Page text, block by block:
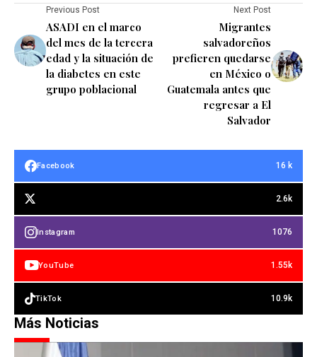
Previous Post
ASADI en el marco
del mes de la tercera
edad y la situación de
la diabetes en este
grupo poblacional
Next Post
Migrantes
salvadoreños
prefieren quedarse
en México o
Guatemala antes que
regresar a El
Salvador
Facebook 16 k
2.6k
Instagram 1076
YouTube 1.55k
TikTok 10.9k
Más Noticias